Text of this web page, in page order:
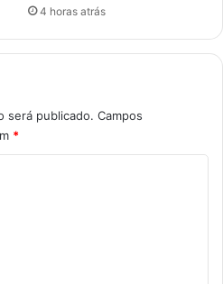
4 horas atrás
será publicado. Campos
*